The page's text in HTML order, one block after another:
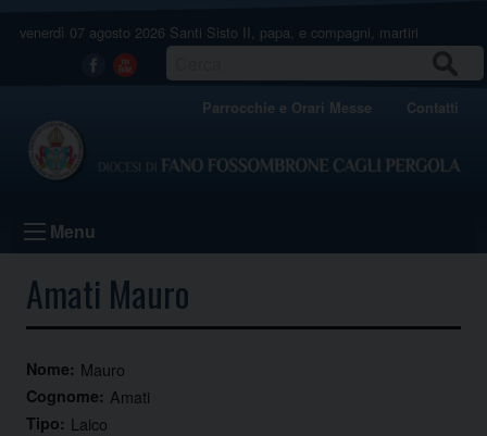
venerdì 07 agosto 2026 Santi Sisto II, papa, e compagni, martiri
Facebook
Youtube
Parrocchie e Orari Messe Contatti
Menu
Amati Mauro
Nome: Mauro
Cognome: Amati
Tipo: Laico